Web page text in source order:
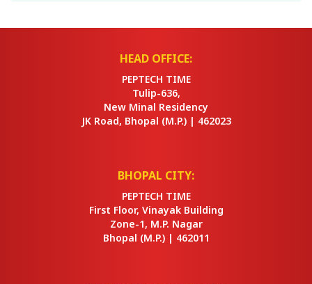
HEAD OFFICE:
PEPTECH TIME
Tulip-636,
New Minal Residency
JK Road, Bhopal (M.P.) | 462023
BHOPAL CITY:
PEPTECH TIME
First Floor, Vinayak Building
Zone-1, M.P. Nagar
Bhopal (M.P.) | 462011